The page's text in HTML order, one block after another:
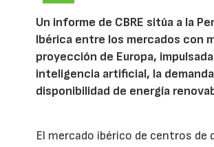
Un informe de CBRE sitúa a la
Ibérica entre los mercados con
proyección de Europa,
inteligencia artificial, la
disponibilidad de energía
El mercado ibérico de centros de